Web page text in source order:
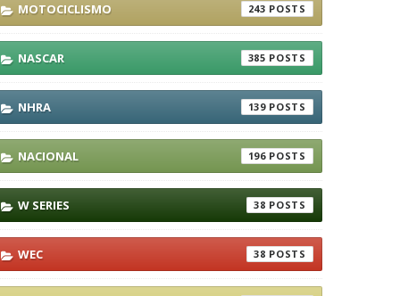
MOTOCICLISMO 243
NASCAR 385
NHRA 139
NACIONAL 196
W SERIES 38
WEC 38